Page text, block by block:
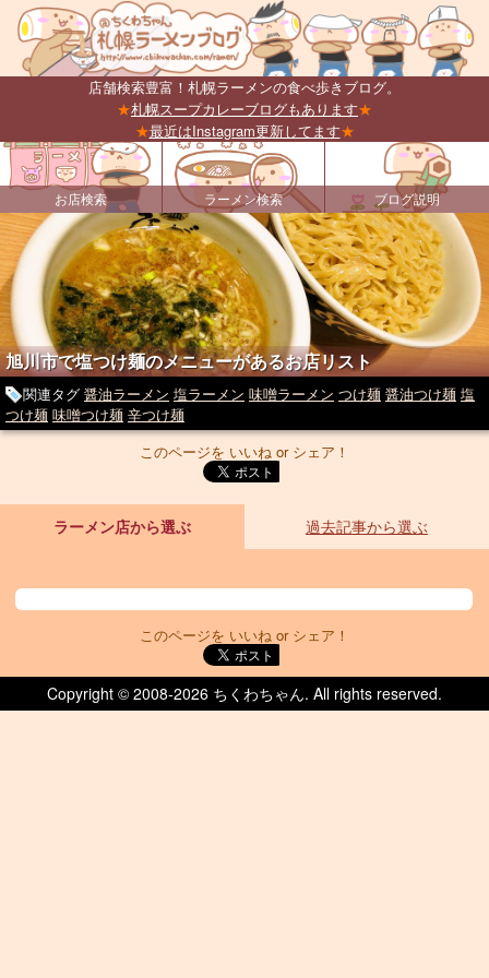
店舗検索豊富！札幌ラーメンの食べ歩きブログ。
★札幌スープカレーブログもあります★
★最近はInstagram更新してます★
お店検索 ラーメン検索 ブログ説明
旭川市で塩つけ麺のメニューがあるお店リスト
関連タグ 醤油ラーメン 塩ラーメン 味噌ラーメン つけ麺 醤油つけ麺 塩
つけ麺 味噌つけ麺 辛つけ麺
このページを いいね or シェア！
ラーメン店から選ぶ 過去記事から選ぶ
このページを いいね or シェア！
Copyright © 2008-2026 ちくわちゃん. All rights reserved.